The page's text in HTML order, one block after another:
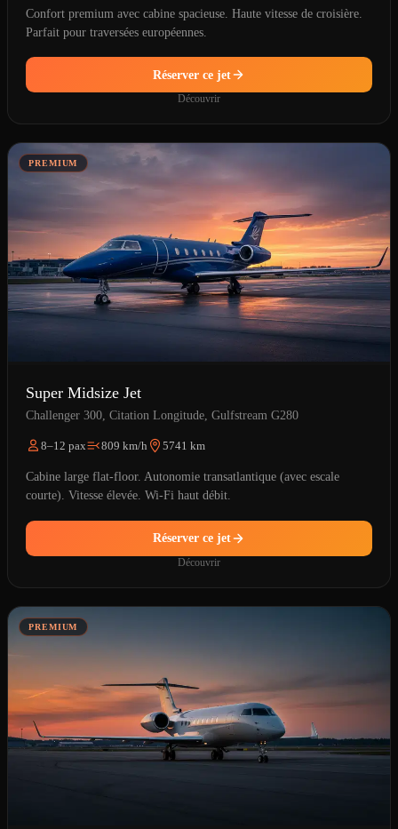
Confort premium avec cabine spacieuse. Haute vitesse de croisière.
Parfait pour traversées européennes.
Réserver ce jet
Découvrir
PREMIUM
Super Midsize Jet
Challenger 300, Citation Longitude, Gulfstream G280
8–12 pax 809 km/h 5741 km
Cabine large flat-floor. Autonomie transatlantique (avec escale
courte). Vitesse élevée. Wi-Fi haut débit.
Réserver ce jet
Découvrir
PREMIUM